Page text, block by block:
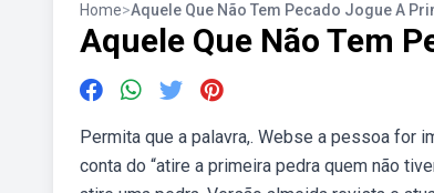
Home>Aquele Que Não Tem Pecado Jogue A
Aquele Que Não Tem
Permita que a palavra,. Webse a pessoa for
conta do “atire a primeira pedra quem não